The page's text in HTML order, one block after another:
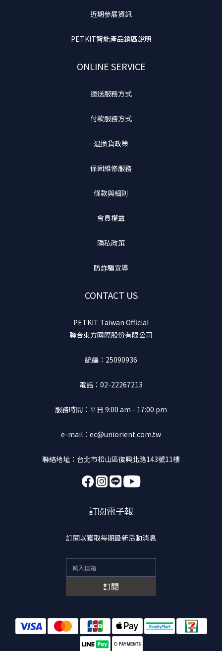
近期參展資訊
PETKIT智能產品鎖區說明
ONLINE SERVICE
運送服務方式
付款服務方式
退換貨政策
保固維修服務
條款與細則
會員權益
隱私政策
防詐騙宣導
CONTACT US
PETKIT Taiwan Official
聯合東方國際股份有限公司
統編：25090936
電話：02-22267213
服務時間：平日 9:00 am - 17:00 pm
e-mail：ec@uniorient.com.tw
聯絡地址：台北市松山區復興北路143號11樓
訂閱電子報
訂閱以獲取每期最新活動消息
訂閱